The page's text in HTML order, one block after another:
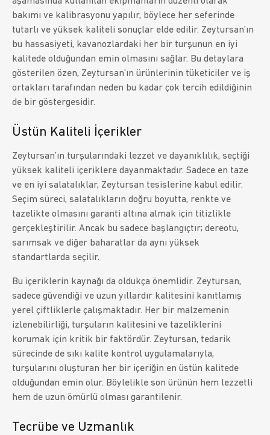
bakımı ve kalibrasyonu yapılır, böylece her seferinde
tutarlı ve yüksek kaliteli sonuçlar elde edilir. Zeytursan’ın
bu hassasiyeti, kavanozlardaki her bir turşunun en iyi
kalitede olduğundan emin olmasını sağlar. Bu detaylara
gösterilen özen, Zeytursan’ın ürünlerinin tüketiciler ve iş
ortakları tarafından neden bu kadar çok tercih edildiğinin
de bir göstergesidir.
Üstün Kaliteli İçerikler
Zeytursan’ın turşularındaki lezzet ve dayanıklılık, seçtiği
yüksek kaliteli içeriklere dayanmaktadır. Sadece en taze
ve en iyi salatalıklar, Zeytursan tesislerine kabul edilir.
Seçim süreci, salatalıkların doğru boyutta, renkte ve
tazelikte olmasını garanti altına almak için titizlikle
gerçekleştirilir. Ancak bu sadece başlangıçtır; dereotu,
sarımsak ve diğer baharatlar da aynı yüksek
standartlarda seçilir.
Bu içeriklerin kaynağı da oldukça önemlidir. Zeytursan,
sadece güvendiği ve uzun yıllardır kalitesini kanıtlamış
yerel çiftliklerle çalışmaktadır. Her bir malzemenin
izlenebilirliği, turşuların kalitesini ve tazeliklerini
korumak için kritik bir faktördür. Zeytursan, tedarik
sürecinde de sıkı kalite kontrol uygulamalarıyla,
turşularını oluşturan her bir içeriğin en üstün kalitede
olduğundan emin olur. Böylelikle son ürünün hem lezzetli
hem de uzun ömürlü olması garantilenir.
Tecrübe ve Uzmanlık